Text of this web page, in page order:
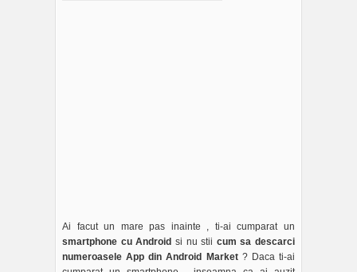
Ai facut un mare pas inainte , ti-ai cumparat un
smartphone cu Android si nu stii cum sa descarci
numeroasele App din Android Market? Daca ti-ai